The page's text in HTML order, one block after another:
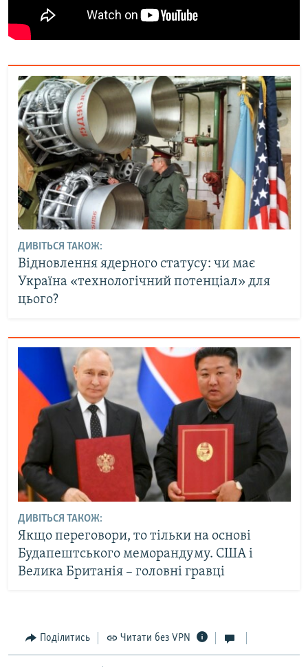
ДИВІТЬСЯ ТАКОЖ:
Відновлення ядерного статусу: чи має
Україна «технологічний потенціал» для
цього?
ДИВІТЬСЯ ТАКОЖ:
Якщо переговори, то тільки на основі
Будапештського меморандуму. США і
Велика Британія – головні гравці
Поділитись Читати без VPN